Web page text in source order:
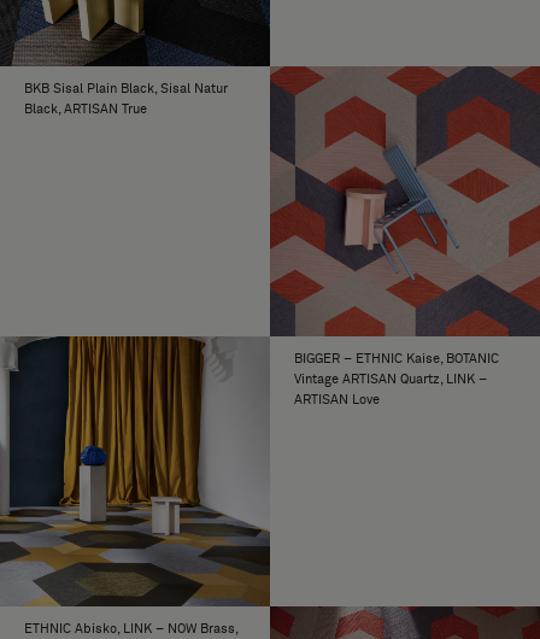
BKB Sisal Plain Black, Sisal Natur
Black, ARTISAN True
BIGGER – ETHNIC Kaise, BOTANIC
Vintage ARTISAN Quartz, LINK –
ARTISAN Love
ETHNIC Abisko, LINK – NOW Brass,